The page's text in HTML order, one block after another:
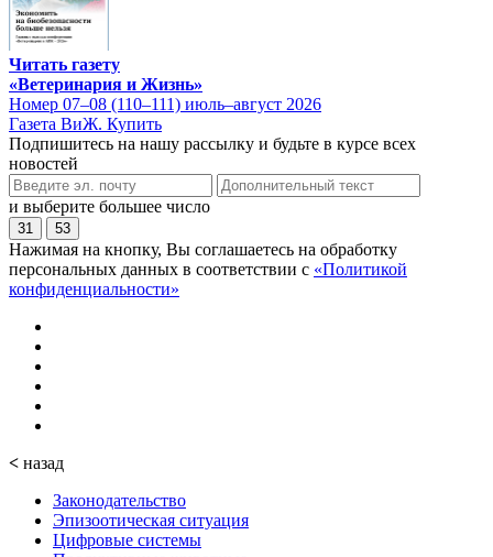
Читать газету
«Ветеринария и Жизнь»
Номер 07–08 (110–111) июль–август 2026
Газета ВиЖ. Купить
Подпишитесь на нашу рассылку и будьте в курсе всех
новостей
и выберите большее число
31 53
Нажимая на кнопку, Вы соглашаетесь на обработку
персональных данных в соответствии с «Политикой
конфиденциальности»
< назад
Законодательство
Эпизоотическая ситуация
Цифровые системы